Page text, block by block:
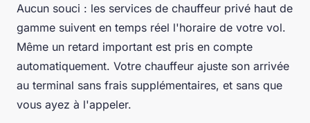
Aucun souci : les services de chauffeur privé haut de
gamme suivent en temps réel l'horaire de votre vol.
Même un retard important est pris en compte
automatiquement. Votre chauffeur ajuste son arrivée
au terminal sans frais supplémentaires, et sans que
vous ayez à l'appeler.